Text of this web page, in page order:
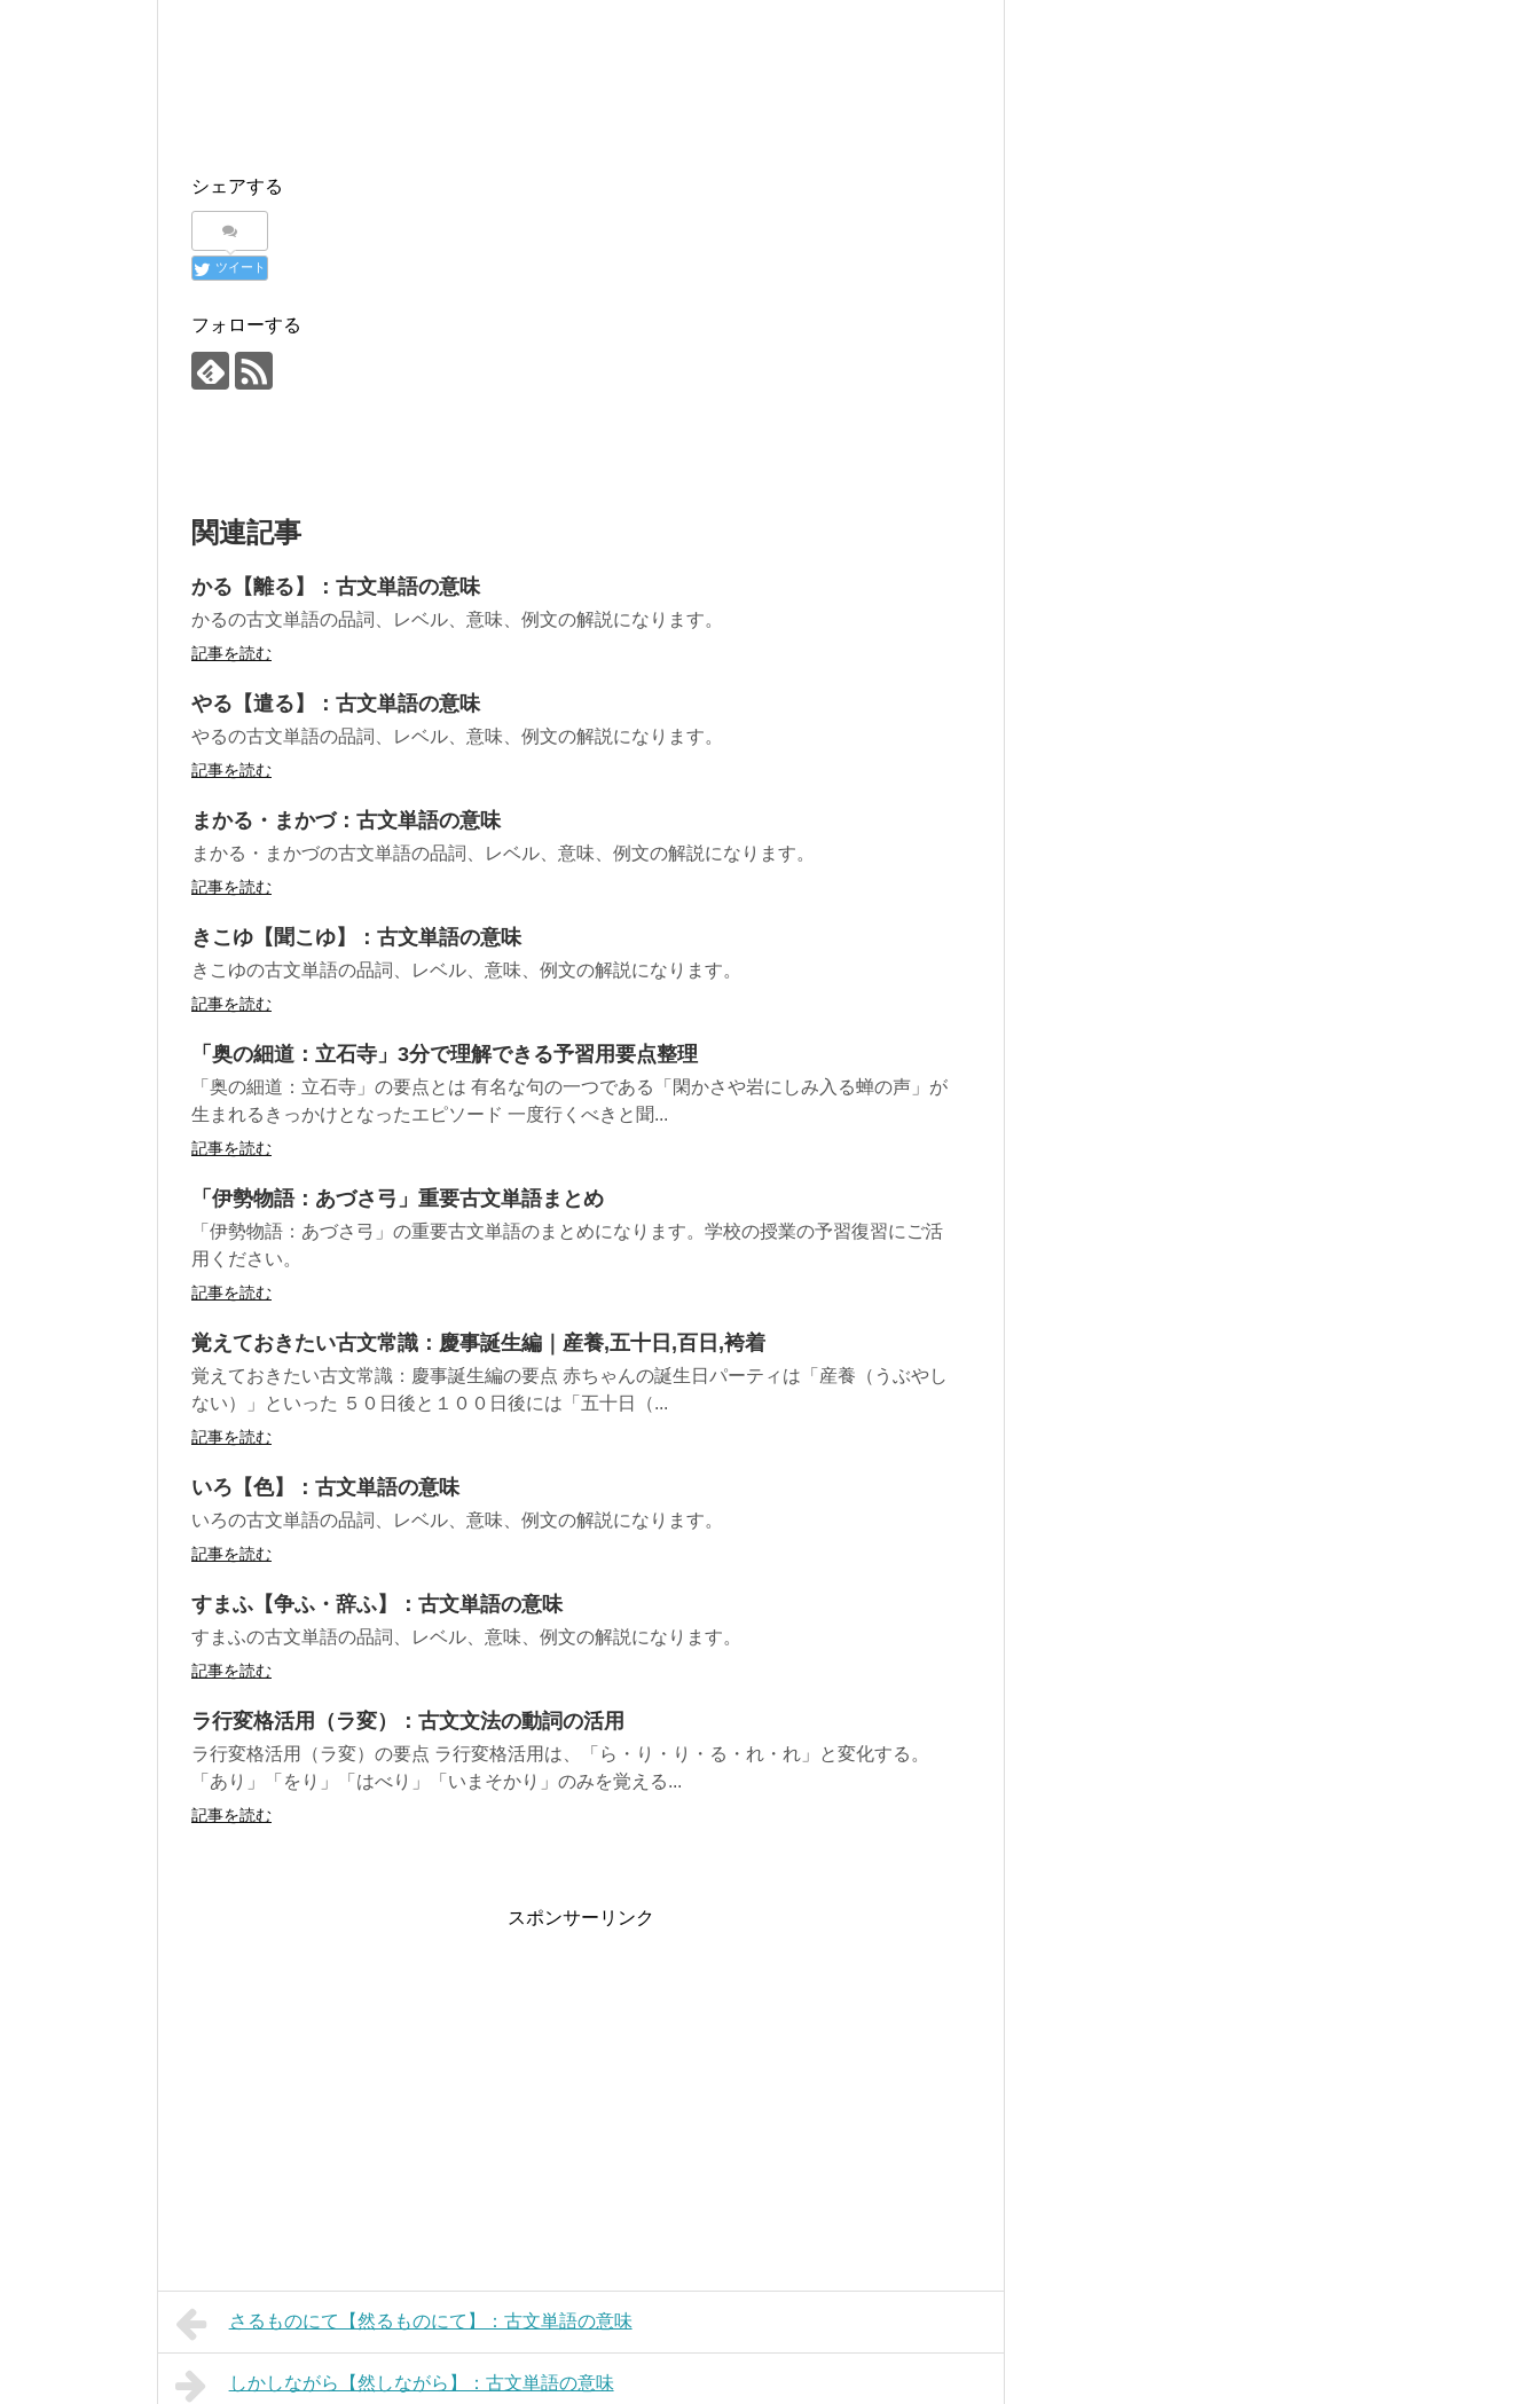
シェアする
ツイート
フォローする
関連記事
かる【離る】：古文単語の意味
かるの古文単語の品詞、レベル、意味、例文の解説になります。
記事を読む
やる【遣る】：古文単語の意味
やるの古文単語の品詞、レベル、意味、例文の解説になります。
記事を読む
まかる・まかづ：古文単語の意味
まかる・まかづの古文単語の品詞、レベル、意味、例文の解説になります。
記事を読む
きこゆ【聞こゆ】：古文単語の意味
きこゆの古文単語の品詞、レベル、意味、例文の解説になります。
記事を読む
「奥の細道：立石寺」3分で理解できる予習用要点整理
「奥の細道：立石寺」の要点とは 有名な句の一つである「閑かさや岩にしみ入る蝉の声」が
生まれるきっかけとなったエピソード 一度行くべきと聞...
記事を読む
「伊勢物語：あづさ弓」重要古文単語まとめ
「伊勢物語：あづさ弓」の重要古文単語のまとめになります。学校の授業の予習復習にご活
用ください。
記事を読む
覚えておきたい古文常識：慶事誕生編｜産養,五十日,百日,袴着
覚えておきたい古文常識：慶事誕生編の要点 赤ちゃんの誕生日パーティは「産養（うぶやし
ない）」といった ５０日後と１００日後には「五十日（...
記事を読む
いろ【色】：古文単語の意味
いろの古文単語の品詞、レベル、意味、例文の解説になります。
記事を読む
すまふ【争ふ・辞ふ】：古文単語の意味
すまふの古文単語の品詞、レベル、意味、例文の解説になります。
記事を読む
ラ行変格活用（ラ変）：古文文法の動詞の活用
ラ行変格活用（ラ変）の要点 ラ行変格活用は、「ら・り・り・る・れ・れ」と変化する。
「あり」「をり」「はべり」「いまそかり」のみを覚える...
記事を読む
スポンサーリンク
さるものにて【然るものにて】：古文単語の意味
しかしながら【然しながら】：古文単語の意味